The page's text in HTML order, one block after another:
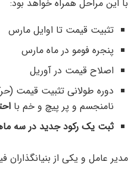
با این مراحل همراه خواهد بود:
تثبیت قیمت تا اوایل مارس
پنجره فومو در ماه مارس
اصلاح قیمت در آوریل
دوره طولانی تثبیت قیمت
نامنجسم و پر پیچ و خم با
ثبت یک رکود جدید در سه ماهه